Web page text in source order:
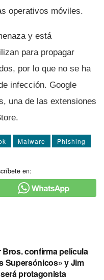
operativos móviles.
y está
para propagar
por lo que no se ha
infección. Google
una de las extensiones
Malware Phishing
en:
Bros. confirma película
Supersónicos» y Jim
protagonista